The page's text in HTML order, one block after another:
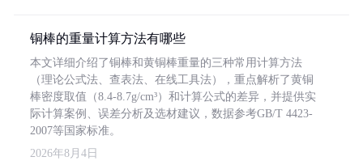
铜棒的重量计算方法有哪些
本文详细介绍了铜棒和黄铜棒重量的三种常用计算方法
（理论公式法、查表法、在线工具法），重点解析了黄铜
棒密度取值（8.4-8.7g/cm³）和计算公式的差异，并提供实
际计算案例、误差分析及选材建议，数据参考GB/T 4423-
2007等国家标准。
2026年8月4日